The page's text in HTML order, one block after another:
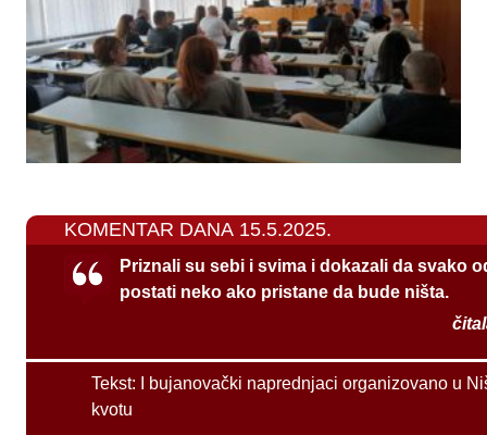
KOMENTAR DANA 15.5.2025.
Priznali su sebi i svima i dokazali da svako
postati neko ako pristane da bude ništa.
Tekst:
I bujanovački naprednjaci organizovano u
kvotu